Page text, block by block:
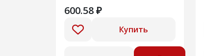
600.58 ₽
Купить